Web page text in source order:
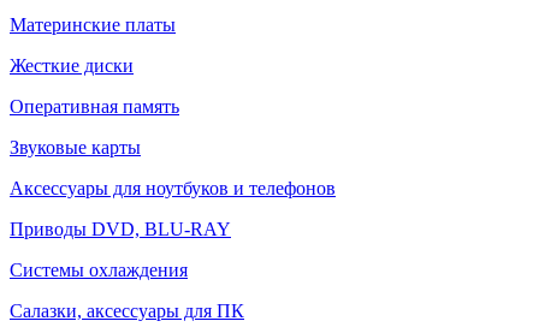
Материнские платы
Жесткие диски
Оперативная память
Звуковые карты
Аксессуары для ноутбуков и телефонов
Приводы DVD, BLU-RAY
Системы охлаждения
Салазки, аксессуары для ПК